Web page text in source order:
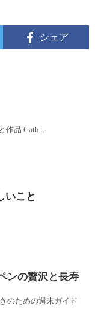
シェア
作品 Cath...
いこと
ンの贅沢と長寿
のための週末ガイド